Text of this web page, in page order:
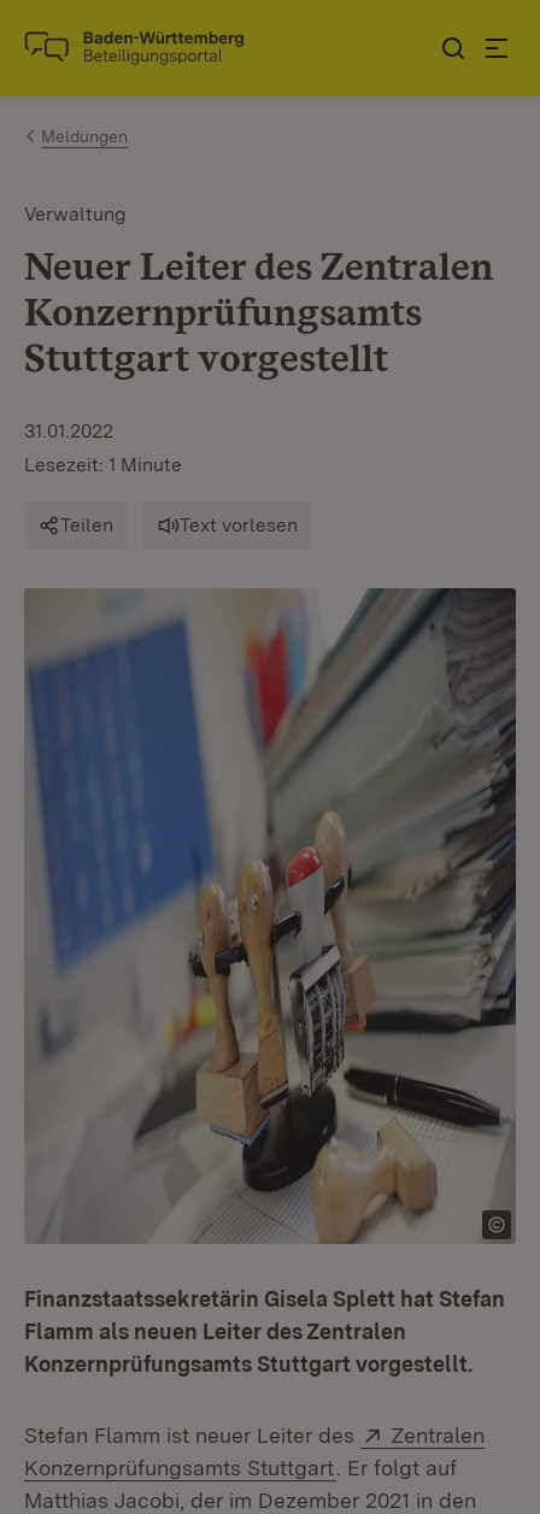
Zum Inhalt springen
Link zur Startseite
Meldungen
Verwaltung
Neuer Leiter des Zentralen
Konzernprüfungsamts
Stuttgart vorgestellt
31.01.2022
Lesezeit: 1 Minute
Teilen Text vorlesen
Finanzstaatssekretärin Gisela Splett hat Stefan
Flamm als neuen Leiter des Zentralen
Konzernprüfungsamts Stuttgart vorgestellt.
Stefan Flamm ist neuer Leiter des Extern:
Zentralen
Konzernprüfungsamts Stuttgart (Öffnet in neuem
. Er folgt auf
Matthias Jacobi, der im Dezember 2021 in den